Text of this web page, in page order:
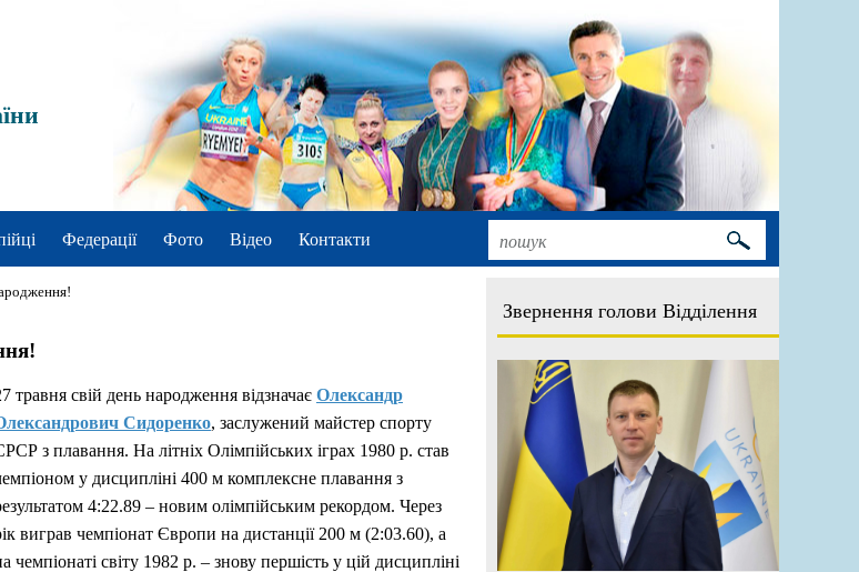
Федерації Фото Відео Контакти
Звернення голови Відділення
травня свій день народження відзначає Олександр
Сидоренко, заслужений майстер спорту
з плавання. На літніх Олімпійських іграх 1980 р. став
у дисципліні 400 м комплексне плавання з
4:22.89 – новим олімпійським рекордом. Через
виграв чемпіонат Європи на дистанції 200 м (2:03.60), а
чемпіонаті світу 1982 р. – знову першість у цій дисципліні